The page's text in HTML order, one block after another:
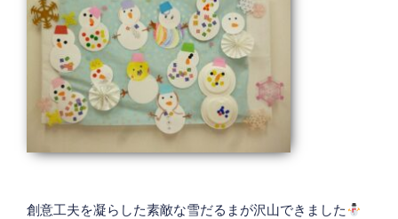
創意工夫を凝らした素敵な雪だるまが沢山できました